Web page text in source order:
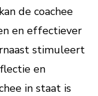
de coachee
en effectiever
stimuleert
en
in staat is